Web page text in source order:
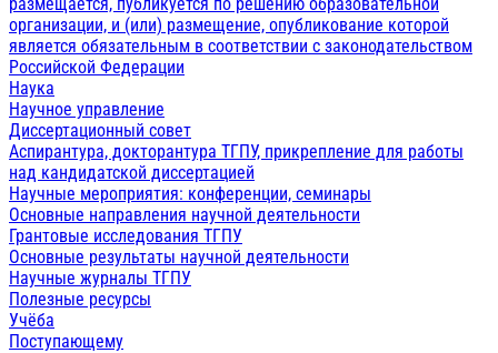
организации, и (или) размещение, опубликование которой
является обязательным в соответствии с законодательством
Российской Федерации
Наука
Научное управление
Диссертационный совет
Аспирантура, докторантура ТГПУ, прикрепление для работы
над кандидатской диссертацией
Научные мероприятия: конференции, семинары
Основные направления научной деятельности
Грантовые исследования ТГПУ
Основные результаты научной деятельности
Научные журналы ТГПУ
Полезные ресурсы
Учёба
Поступающему